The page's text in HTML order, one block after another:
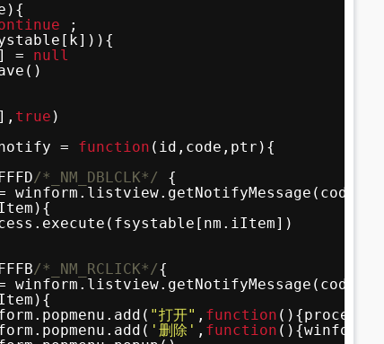
;
= null
true )
= function (id,code,ptr){
/*_NM_DBLCLK*/
{
=
/*_NM_RCLICK*/{
=
"打开" , function
'删除' , function